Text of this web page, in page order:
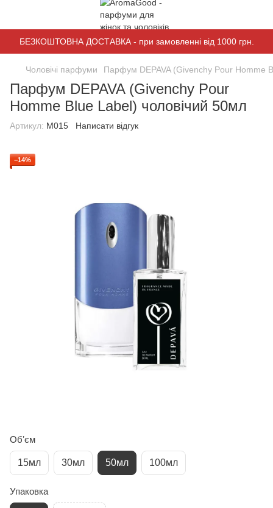
БЕЗКОШТОВНА ДОСТАВКА - при замовленні від 1000 грн.
Чоловічі парфуми Парфум DEPAVA (Givenchy Pour Homme
Парфум DEPAVA (Givenchy Pour
Homme Blue Label) чоловічий 50мл
Артикул: M015 Написати відгук
−14%
Обʼєм
15мл 30мл 50мл 100мл
Упаковка